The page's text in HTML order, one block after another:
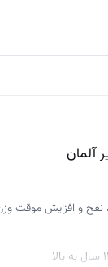
آلمان
و افزایش موقت